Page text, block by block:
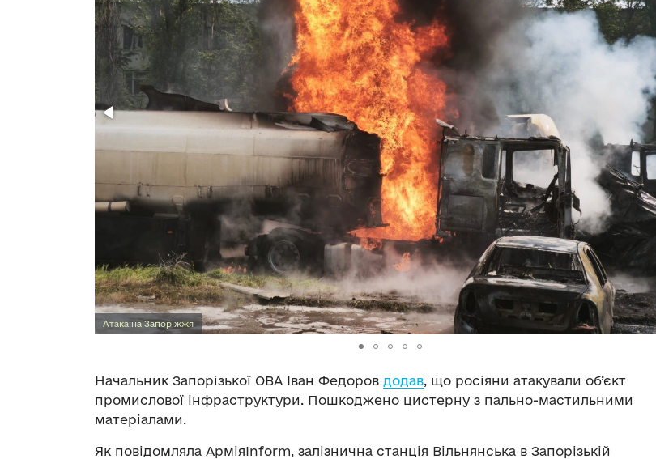
Атака на Запоріжжя
Начальник Запорізької ОВА Іван Федоров додав, що росіяни атакували об’єкт
промислової інфраструктури. Пошкоджено цистерну з пально-мастильними
матеріалами.
Як повідомляла АрміяInform, залізнична станція Вільнянська в Запорізькій